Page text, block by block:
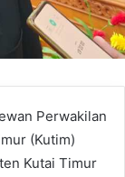
Perwakilan
(Kutim)
Kutai Timur